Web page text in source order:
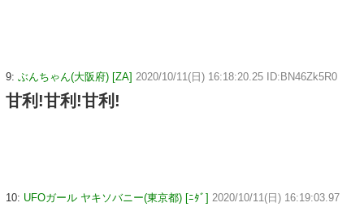
9: ぶんちゃん(大阪府) [ZA] 2020/10/11(日) 16:18:20.25 ID:BN46Zk5R0
甘利!甘利!甘利!
10: UFOガール ヤキソバニー(東京都) [ﾆﾀﾞ] 2020/10/11(日) 16:19:03.97